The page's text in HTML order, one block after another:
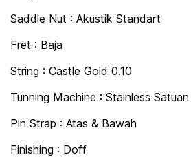
Saddle Nut : Akustik Standart
Fret : Baja
String : Castle Gold 0.10
Tunning Machine : Stainless Satuan
Pin Strap : Atas & Bawah
Finishing : Doff